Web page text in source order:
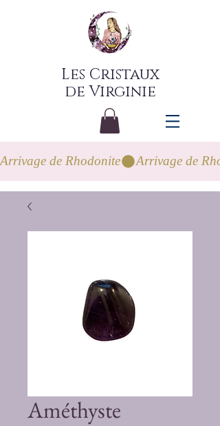
Les Cristaux
de Virginie
Arrivage de Rhodonite
Améthyste